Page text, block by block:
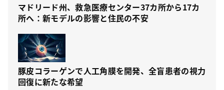
マドリード州、救急医療センター37カ所から17カ
所へ：新モデルの影響と住民の不安
豚皮コラーゲンで人工角膜を開発、全盲患者の視力
回復に新たな希望